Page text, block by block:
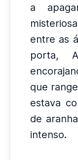
a
entre as
porta,
que
estava
de
intenso.